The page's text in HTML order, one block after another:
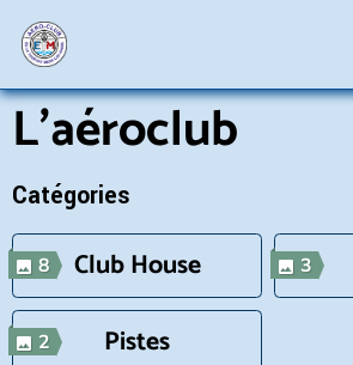
L'aéroclub
Catégories
8 Club House 3
2 Pistes